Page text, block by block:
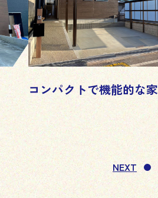
コンパクトで機能的な家
NEXT